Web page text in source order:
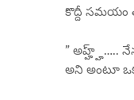
కొద్దీ సమయం
” అహ్హ్హ్…..
అని అంటూ